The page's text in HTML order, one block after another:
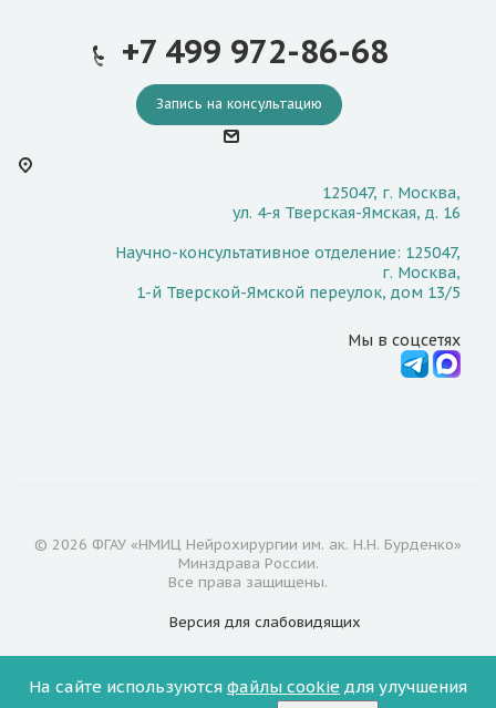
+7 499 972-86-68
Запись на консультацию
125047, г. Москва,
ул. 4-я Тверская-Ямская, д. 16
Научно-консультативное отделение: 125047,
г. Москва,
1-й Тверской-Ямской переулок, дом 13/5
Мы в соцсетях
© 2026 ФГАУ «НМИЦ Нейрохирургии им. ак. Н.Н. Бурденко»
Минздрава России.
Все права защищены.
Версия для слабовидящих
На сайте используются файлы cookie для улучшения